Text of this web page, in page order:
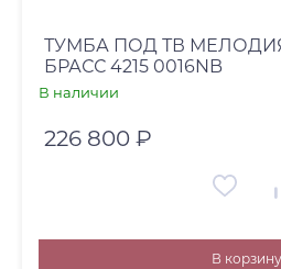
ТУМБА ПОД ТВ
БРАСС 4215 0016NB
В наличии
226 800 ₽
В корзину